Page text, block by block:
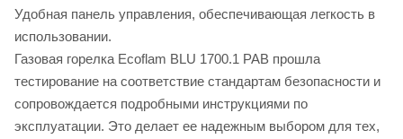
Удобная панель управления, обеспечивающая легкость в
использовании.
Газовая горелка Ecoflam BLU 1700.1 PAB прошла
тестирование на соответствие стандартам безопасности и
сопровождается подробными инструкциями по
эксплуатации. Это делает ее надежным выбором для тех,